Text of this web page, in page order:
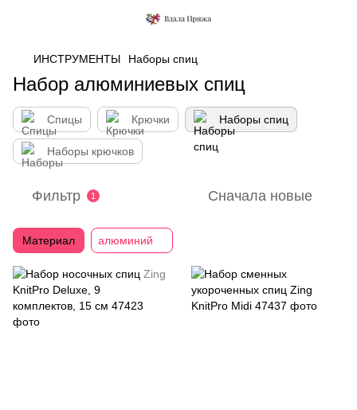
ИНСТРУМЕНТЫ Наборы спиц
Набор алюминиевых спиц
Спицы Крючки Наборы спиц
Наборы крючков
Фильтр 1 Сначала новые
Материал алюминий